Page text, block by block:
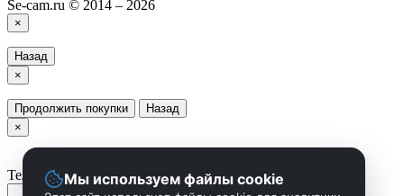
Se-cam.ru © 2014 – 2026
×
Назад
×
Продолжить покупки
Назад
×
Телефон Мы используем файлы cookie